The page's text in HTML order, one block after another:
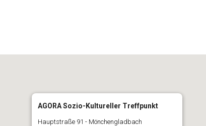
AGORA Sozio-Kultureller Treffpunkt
Hauptstraße 91 - Mönchengladbach